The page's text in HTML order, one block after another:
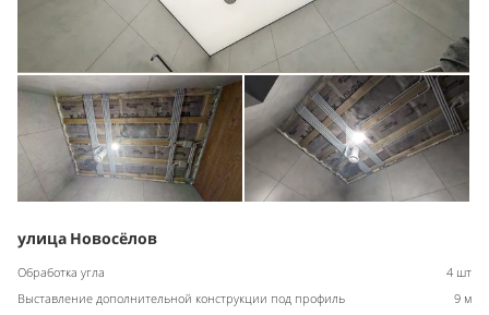
улица Новосёлов
Обработка угла
4 шт
Выставление дополнительной конструкции под профиль
9 м